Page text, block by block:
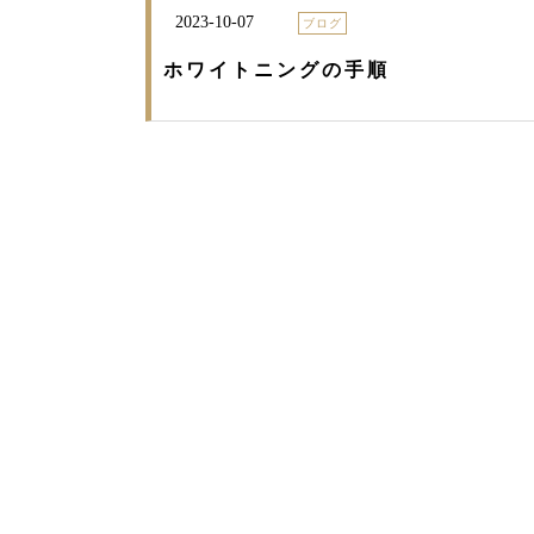
2023-10-07 ブログ
ホワイトニングの手順